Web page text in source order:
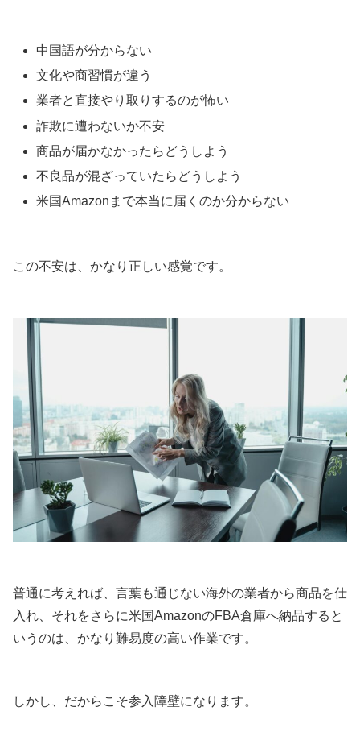
中国語が分からない
文化や商習慣が違う
業者と直接やり取りするのが怖い
詐欺に遭わないか不安
商品が届かなかったらどうしよう
不良品が混ざっていたらどうしよう
米国Amazonまで本当に届くのか分からない
この不安は、かなり正しい感覚です。
普通に考えれば、言葉も通じない海外の業者から商品を仕
入れ、それをさらに米国AmazonのFBA倉庫へ納品すると
いうのは、かなり難易度の高い作業です。
しかし、だからこそ参入障壁になります。